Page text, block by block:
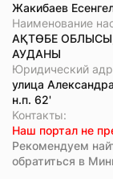
Жакибаев
Наименование
АҚТӨБЕ
АУДАНЫ
Юридический
улица
н.п. 62'
Koнтaкты:
Наш портал не
Рекомендуем
обратиться в